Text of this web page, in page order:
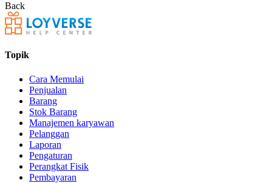
Back
Topik
Cara Memulai
Penjualan
Barang
Stok Barang
Manajemen karyawan
Pelanggan
Laporan
Pengaturan
Perangkat Fisik
Pembayaran